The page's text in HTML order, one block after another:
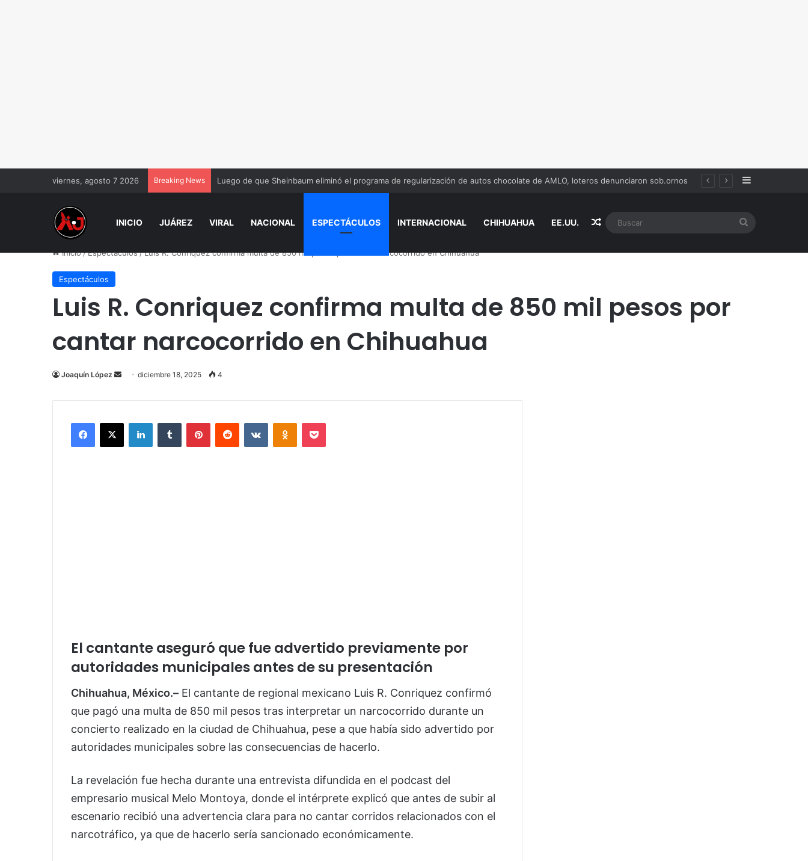
viernes, agosto 7 2026 Breaking News Si te depositan dinero por error y te lo gastas, ¿estás obligado a devolverlo? Sidebar
INICIO JUÁREZ VIRAL NACIONAL ESPECTÁCULOS INTERNACIONAL CHIHUAHUA EE.UU. Random Article
Inicio/Espectáculos/Luis R. Conriquez confirma multa de 850 mil pesos por cantar narcocorrido en Chihuahua
Espectáculos
Luis R. Conriquez confirma multa de 850 mil pesos por
cantar narcocorrido en Chihuahua
Joaquín López
Send
email
diciembre 18, 2025 4
Facebook
X LinkedInTumblr PinterestReddit VKontakteOdnoklassniki
Pocket
El cantante aseguró que fue advertido previamente por
autoridades municipales antes de su presentación
Chihuahua, México.– El cantante de regional mexicano Luis R. Conriquez confirmó
que pagó una multa de 850 mil pesos tras interpretar un narcocorrido durante un
concierto realizado en la ciudad de Chihuahua, pese a que había sido advertido por
autoridades municipales sobre las consecuencias de hacerlo.
La revelación fue hecha durante una entrevista difundida en el podcast del
empresario musical Melo Montoya, donde el intérprete explicó que antes de subir al
escenario recibió una advertencia clara para no cantar corridos relacionados con el
narcotráfico, ya que de hacerlo sería sancionado económicamente.